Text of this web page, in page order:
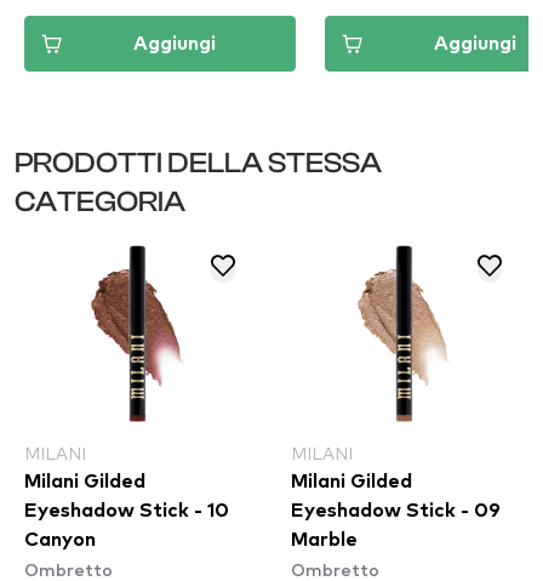
Aggiungi Aggiungi
PRODOTTI DELLA STESSA
CATEGORIA
MILANI
Milani Gilded
Eyeshadow Stick - 10
Canyon
Ombretto
MILANI
Milani Gilded
Eyeshadow Stick - 09
Marble
Ombretto